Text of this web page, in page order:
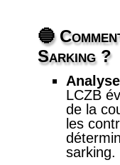
🔵
Sarking ?
LCZB
de la
les
sarking.